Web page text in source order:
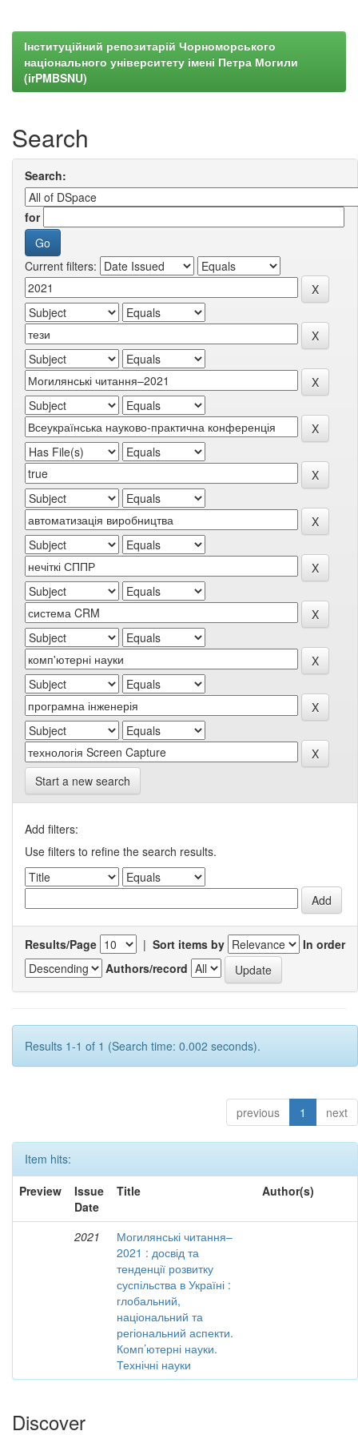
Інституційний репозитарій Чорноморського
національного університету імені Петра Могили
(irPMBSNU)
Search
Search:
for
Current filters:
Start a new search
Add filters:
Use filters to refine the search results.
Results/Page | Sort items by
In order
Authors/record
Results 1-1 of 1 (Search time: 0.002 seconds).
previous 1 next
Item hits:
Preview
Issue
Date
Title Author(s)
2021
Могилянські читання–
2021 : досвід та
тенденції розвитку
суспільства в Україні :
глобальний,
національний та
регіональний аспекти.
Комп’ютерні науки.
Технічні науки
Discover